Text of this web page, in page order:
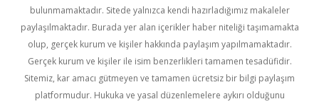
bulunmamaktadır. Sitede yalnızca kendi hazırladığımız makaleler
paylaşılmaktadır. Burada yer alan içerikler haber niteliği taşımamakta
olup, gerçek kurum ve kişiler hakkında paylaşım yapılmamaktadır.
Gerçek kurum ve kişiler ile isim benzerlikleri tamamen tesadüfidir.
Sitemiz, kar amacı gütmeyen ve tamamen ücretsiz bir bilgi paylaşım
platformudur. Hukuka ve yasal düzenlemelere aykırı olduğunu